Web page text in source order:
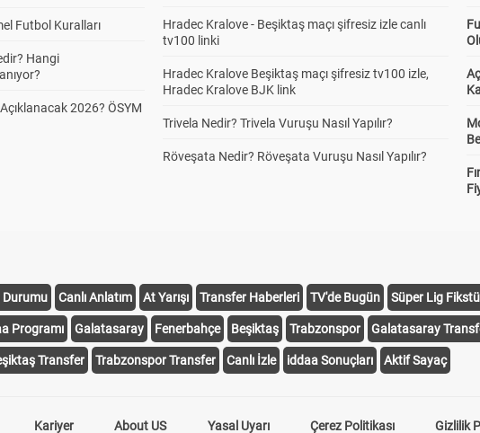
Futbol Kuralları
Hangi
2026? ÖSYM
Hradec Kralove - Beşiktaş maçı şifresiz izle canlı
tv100 linki
Hradec Kralove Beşiktaş maçı şifresiz tv100 izle,
Hradec Kralove BJK link
Trivela Nedir? Trivela Vuruşu Nasıl Yapılır?
Röveşata Nedir? Röveşata Vuruşu Nasıl Yapılır?
Durumu Canlı Anlatım At Yarışı Transfer Haberleri TV'de Bugün Süper Lig
Programı Galatasaray Fenerbahçe Beşiktaş Trabzonspor Galatasaray
Transfer Trabzonspor Transfer Canlı İzle iddaa Sonuçları Aktif Sayaç
Kariyer About US Yasal Uyarı Çerez Politikası Gizlilik